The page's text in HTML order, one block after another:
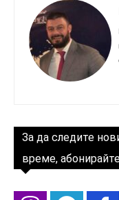
За да следите
време,